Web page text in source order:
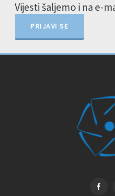
Vijesti šaljemo i na e-
PRIJAVI SE